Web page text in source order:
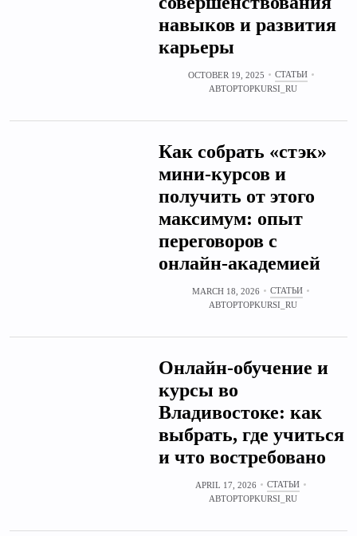
навыков и развития
карьеры
OCTOBER 19, 2025
СТАТЬИ
АВТОРTOPKURSI_RU
Как собрать «стэк»
мини‑курсов и
получить от этого
максимум: опыт
переговоров с
онлайн‑академией
MARCH 18, 2026
СТАТЬИ
АВТОРTOPKURSI_RU
Онлайн‑обучение и
курсы во
Владивостоке: как
выбрать, где учиться
и что востребовано
APRIL 17, 2026
СТАТЬИ
АВТОРTOPKURSI_RU